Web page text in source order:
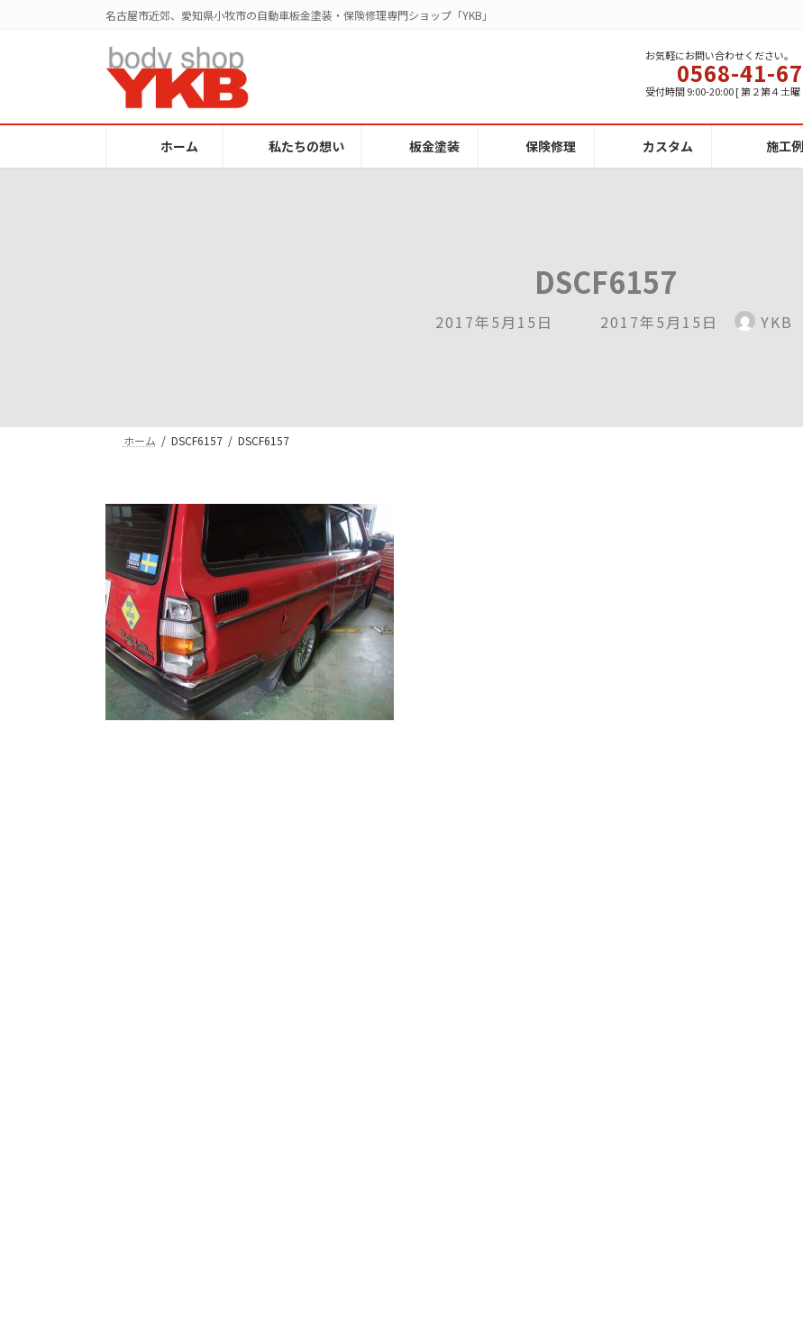
へ
ョ
名古屋市近郊、愛知県小牧市の自動車板金塗装・保険修理専門ショップ「YKB」
お気軽にお問い合わせください。
0568-41-
受付時間 9:00-20:00 [ 第２第４土
ホーム 私たちの想い 板金塗装 保険修理 カスタム 施工例
DSCF6157
2017年5月15日
最
時
2017年5月15日 YKB
ホーム DSCF6157 DSCF6157